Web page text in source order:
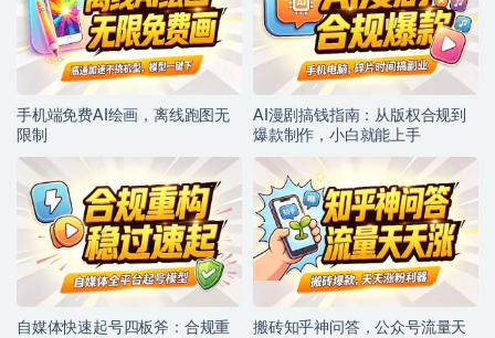
手机端免费AI绘画，离线跑图无
限制
AI漫剧搞钱指南：从版权合规到
爆款制作，小白就能上手
自媒体快速起号四板斧：合规重
搬砖知乎神问答，公众号流量天